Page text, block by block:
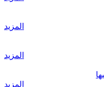
المزيد
المزيد
المزيد